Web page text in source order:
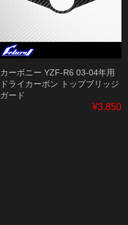
カーボニー YZF-R6 03-04年用
ドライカーボン トップブリッジ
ガード
¥3,850